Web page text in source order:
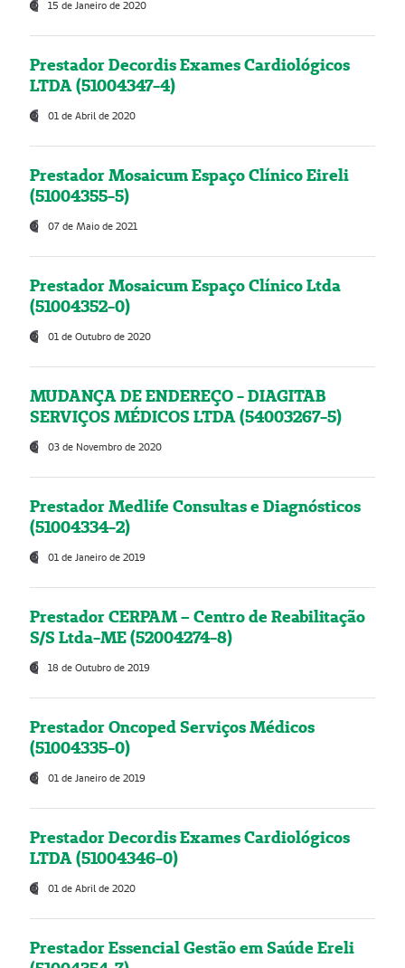
15 de Janeiro de 2020
Prestador Decordis Exames Cardiológicos
LTDA (51004347-4)
01 de Abril de 2020
Prestador Mosaicum Espaço Clínico Eireli
(51004355-5)
07 de Maio de 2021
Prestador Mosaicum Espaço Clínico Ltda
(51004352-0)
01 de Outubro de 2020
MUDANÇA DE ENDEREÇO - DIAGITAB
SERVIÇOS MÉDICOS LTDA (54003267-5)
03 de Novembro de 2020
Prestador Medlife Consultas e Diagnósticos
(51004334-2)
01 de Janeiro de 2019
Prestador CERPAM – Centro de Reabilitação
S/S Ltda-ME (52004274-8)
18 de Outubro de 2019
Prestador Oncoped Serviços Médicos
(51004335-0)
01 de Janeiro de 2019
Prestador Decordis Exames Cardiológicos
LTDA (51004346-0)
01 de Abril de 2020
Prestador Essencial Gestão em Saúde Ereli